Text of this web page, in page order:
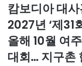
캄보디아 대
2027년 ‘제31
올해 10월 여
대회… 지구촌